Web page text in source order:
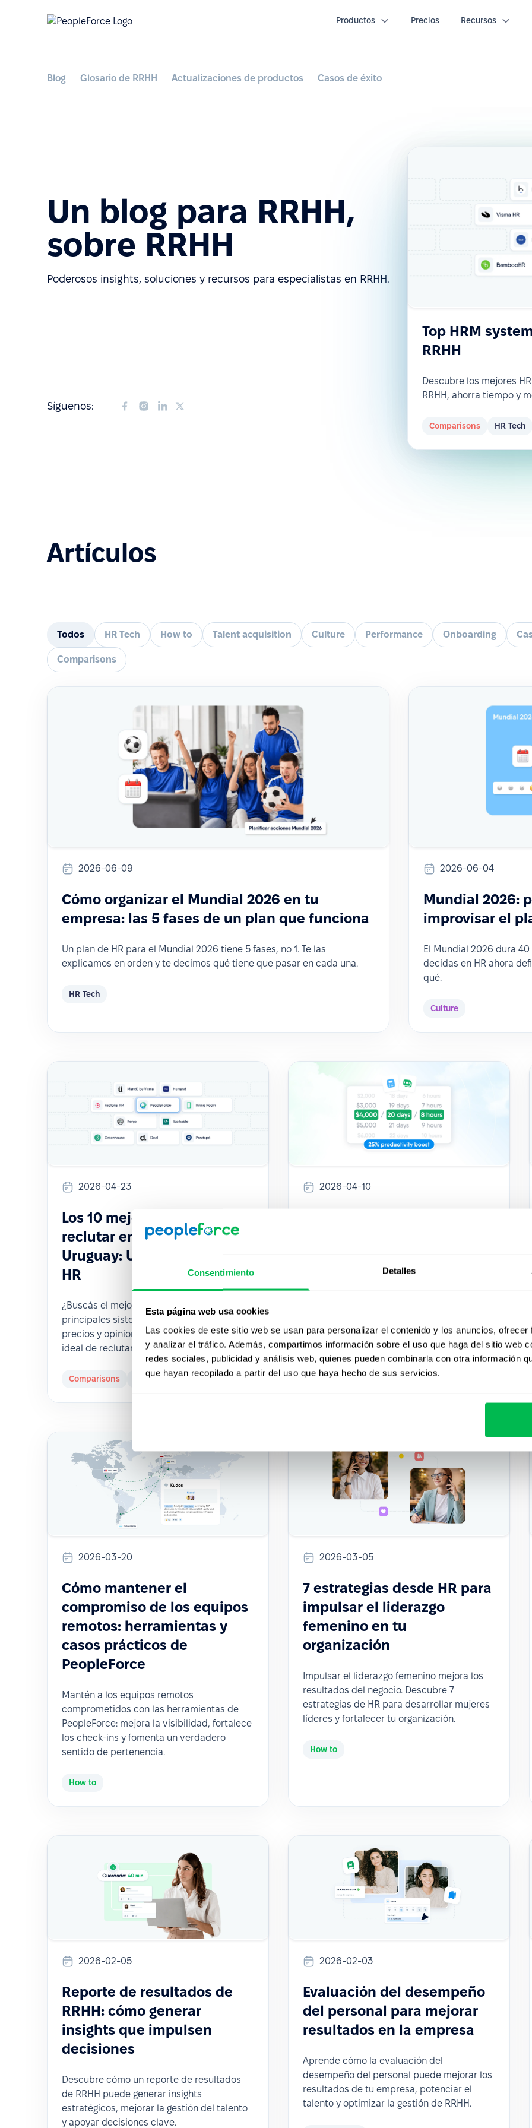
Consentimiento Detalles
Esta página web usa cookies
Las cookies de este sitio web se usan para personalizar el contenido y los anuncios,
y analizar el tráfico. Además, compartimos información sobre el uso que haga del sitio web
redes sociales, publicidad y análisis web, quienes pueden combinarla con otra información
que hayan recopilado a partir del uso que haya hecho de sus servicios.
Productos Precios Recursos
Blog Glosario de RRHH Actualizaciones de productos Casos de éxito
Un blog para RRHH,
sobre RRHH
Poderosos insights, soluciones y recursos para especialistas en RRHH.
Síguenos:
Top HRM
RRHH
Descubre los mejores
RRHH, ahorra tiempo y
Comparisons HR Tech
Artículos
Todos HR Tech How to Talent acquisition Culture Performance Onboarding
Comparisons
2026-06-09
Cómo organizar el Mundial 2026 en tu
empresa: las 5 fases de un plan que funciona
Un plan de HR para el Mundial 2026 tiene 5 fases, no 1. Te las
explicamos en orden y te decimos qué tiene que pasar en cada una.
HR Tech
2026-06-04
Mundial 2026:
improvisar el
El Mundial 2026 dura
decidas en HR ahora
qué.
Culture
2026-04-23
Los 10 mejores ATS para
reclutar en Argentina y
Uruguay: Una guía real para
HR
¿Buscás el mejor ATS? Compará los 10
principales sistemas según funciones,
precios y opiniones para elegir la solución
ideal de reclutamiento para tu equipo.
Comparisons HR Tech
2026-04-10
Un desglose transparente de la metodología
How to HR Tech Inside PeopleForce
2026-03-20
Cómo mantener el
compromiso de los equipos
remotos: herramientas y
casos prácticos de
PeopleForce
Mantén a los equipos remotos
comprometidos con las herramientas de
PeopleForce: mejora la visibilidad, fortalece
los check-ins y fomenta un verdadero
sentido de pertenencia.
How to
2026-03-05
7 estrategias desde HR para
impulsar el liderazgo
femenino en tu
organización
Impulsar el liderazgo femenino mejora los
resultados del negocio. Descubre 7
estrategias de HR para desarrollar mujeres
líderes y fortalecer tu organización.
How to
2026-02-05
Reporte de resultados de
RRHH: cómo generar
insights que impulsen
decisiones
Descubre cómo un reporte de resultados
de RRHH puede generar insights
estratégicos, mejorar la gestión del talento
y apoyar decisiones clave.
2026-02-03
Evaluación del desempeño
del personal para mejorar
resultados en la empresa
Aprende cómo la evaluación del
desempeño del personal puede mejorar los
resultados de tu empresa, potenciar el
talento y optimizar la gestión de RRHH.